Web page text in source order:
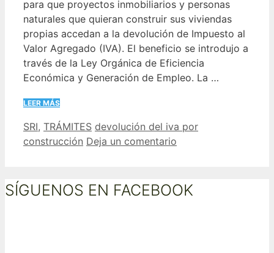
para que proyectos inmobiliarios y personas
naturales que quieran construir sus viviendas
propias accedan a la devolución de Impuesto al
Valor Agregado (IVA). El beneficio se introdujo a
través de la Ley Orgánica de Eficiencia
Económica y Generación de Empleo. La …
LEER MÁS
Categorías
SRI, TRÁMITES Etiquetas
devolución del iva por
construcción Deja un comentario
SÍGUENOS EN FACEBOOK